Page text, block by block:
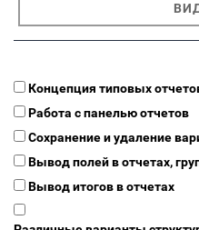
Концепция типовых
Работа с панелью отчетов
Сохранение и удаление
Вывод полей в отчетах,
Вывод итогов в отчетах